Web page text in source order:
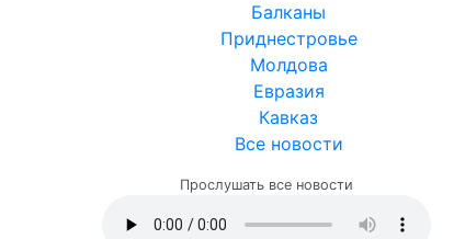
Балканы
Приднестровье
Молдова
Евразия
Кавказ
Все новости
Прослушать все новости